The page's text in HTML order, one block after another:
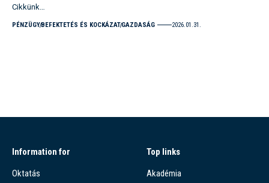
Cikkünk…
PÉNZÜGYBEFEKTETÉS ÉS KOCKÁZATGAZDASÁG 2026.01.31.
Information for
Oktatás
Top links
Akadémia